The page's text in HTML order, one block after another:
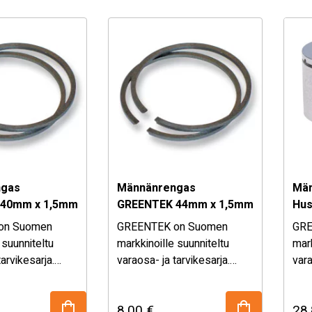
x 1,5mm
Suomen
Männänrengas
GREENTEK 44mm x 1,5mm
2kpl
GREENTEK on Suomen
markkinoille suunniteltu
varaosa- ja tarvikesarja.